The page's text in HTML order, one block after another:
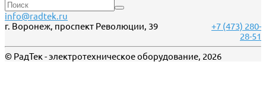
info@radtek.ru
г. Воронеж, проспект Революции, 39
+7 (473) 280-
28-51
© РадТек - электротехническое оборудование, 2026